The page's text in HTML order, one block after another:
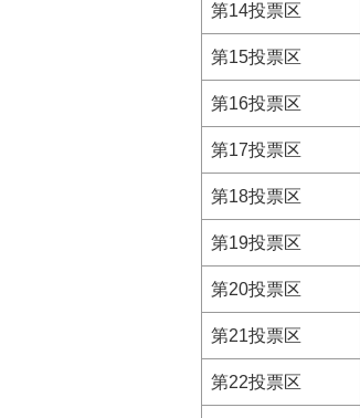
第14投票区
第15投票区
第16投票区
第17投票区
第18投票区
第19投票区
第20投票区
第21投票区
第22投票区